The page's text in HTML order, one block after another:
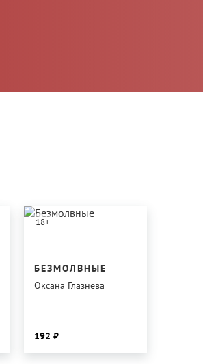
18+
БЕЗМОЛВНЫЕ
Оксана Глазнева
192